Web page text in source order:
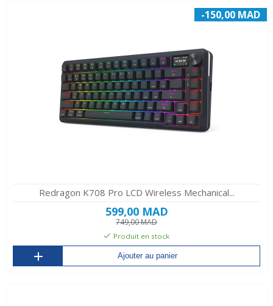
-150,00 MAD
Redragon K708 Pro LCD Wireless Mechanical...
599,00 MAD
749,00 MAD
Produit en stock
Ajouter au panier